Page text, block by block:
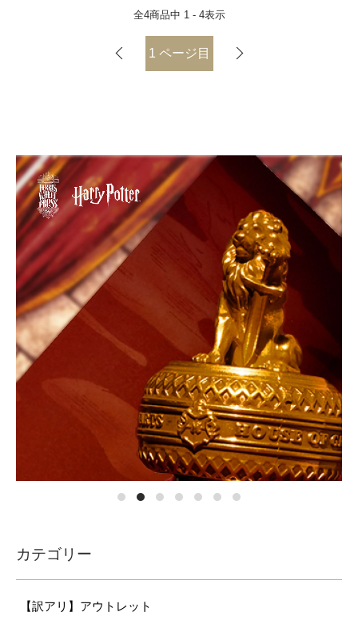
全4商品中 1 - 4表示
1 ページ目
カテゴリー
【訳アリ】アウトレット